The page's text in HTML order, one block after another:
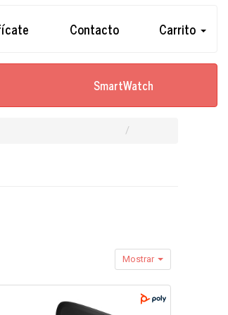
Contacto Carrito
SmartWatch
Mostrar